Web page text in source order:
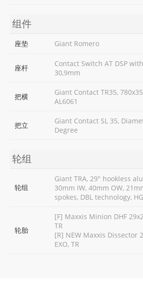
组件
座垫 Giant Romero
座杆
Contact Switch AT DSP
30,9mm
把横
Giant Contact TR35,
AL6061
把立
Giant Contact SL 35,
Degree
轮组
轮组
Giant TRA, 29" hookless
30mm IW, 40mm OW,
spokes, DBL technology,
轮胎
[F] Maxxis Minion DHF
TR
[R] NEW Maxxis Dissector
EXO, TR